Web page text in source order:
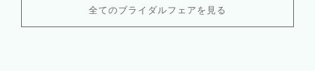
全てのブライダルフェアを見る